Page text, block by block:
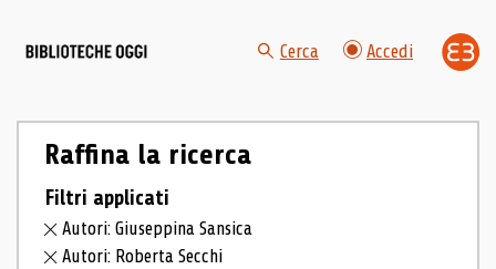
Cerca Accedi
Raffina la ricerca
Filtri applicati
Autori: Giuseppina Sansica
Autori: Roberta Secchi